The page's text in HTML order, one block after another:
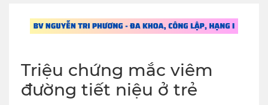
Triệu chứng mắc viêm
đường tiết niệu ở trẻ